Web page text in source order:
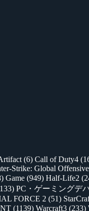
(6) Call of Duty4
Strike: Global Offensive
Game (949) Half-Life2
PC・ゲーミングデ
FORCE 2 (51)
(1139) Warcraft3 (233)